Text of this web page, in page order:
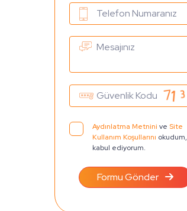
Aydınlatma Metnini ve Site
Kullanım Koşullarını okudum,
kabul ediyorum.
Formu Gönder